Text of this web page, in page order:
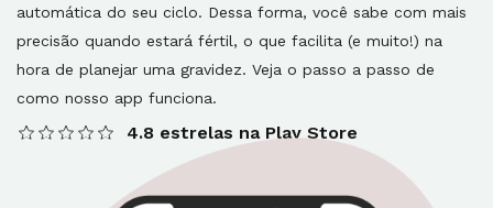
automática do seu ciclo. Dessa forma, você sabe com mais
precisão quando estará fértil, o que facilita (e muito!) na
hora de planejar uma gravidez. Veja o passo a passo de
como nosso app funciona.
4.8 estrelas na Play Store